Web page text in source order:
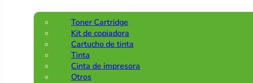
Toner Cartridge
Kit de copiadora
Cartucho de tinta
Tinta
Cinta de impresora
Otros